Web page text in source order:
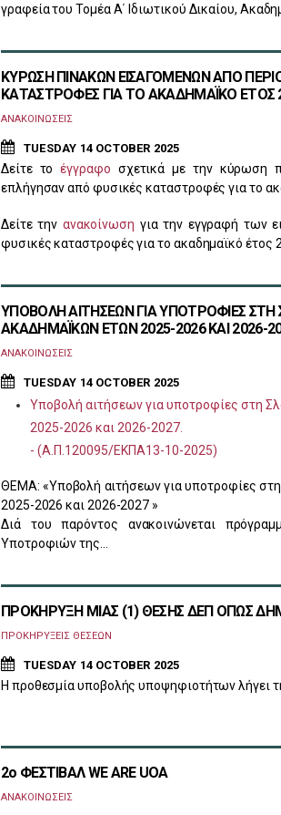
γραφεία του Τομέα Α΄ Ιδιωτικού Δικαίου,
ΚΥΡΩΣΗ ΠΙΝΑΚΩΝ ΕΙΣΑΓΟΜΕΝΩΝ ΑΠΟ
ΚΑΤΑΣΤΡΟΦΕΣ ΓΙΑ ΤΟ ΑΚΑΔΗΜΑΪΚΟ ΕΤΟΣ
ΑΝΑΚΟΙΝΩΣΕΙΣ
TUESDAY 14 OCTOBER 2025
Δείτε τοέγγραφο σχετικά με την κύρωση
επλήγησαν από φυσικές καταστροφές για το
Δείτε την ανακοίνωση για την εγγραφή των
φυσικές καταστροφές για το ακαδημαϊκό έτος
ΥΠΟΒΟΛΗ ΑΙΤΗΣΕΩΝ ΓΙΑ ΥΠΟΤΡΟΦΙΕΣ
ΑΚΑΔΗΜΑΪΚΩΝ ΕΤΩΝ 2025-2026 ΚΑΙ 2026-
ΑΝΑΚΟΙΝΩΣΕΙΣ
TUESDAY 14 OCTOBER 2025
Υποβολή αιτήσεων για υποτροφίες στη
2025-2026 και 2026-2027.
- (Α.Π.120095/ΕΚΠΑ13-10-2025)
ΘΕΜΑ: «Υποβολή αιτήσεων για υποτροφίες
2025-2026 και 2026-2027 »
Διά του παρόντος ανακοινώνεται
Υποτροφιών της…
ΠΡΟΚΗΡΥΞΗ ΜΙΑΣ (1) ΘΕΣΗΣ ΔΕΠ ΟΠΩΣ
ΠΡΟΚΗΡΥΞΕΙΣ ΘΕΣΕΩΝ
TUESDAY 14 OCTOBER 2025
Η προθεσμία υποβολής υποψηφιοτήτων λήγει
2ο ΦΕΣΤΙΒΑΛ WE ARE UOA
ΑΝΑΚΟΙΝΩΣΕΙΣ